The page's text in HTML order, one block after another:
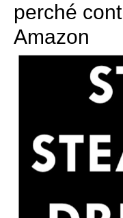
perché
Amazon